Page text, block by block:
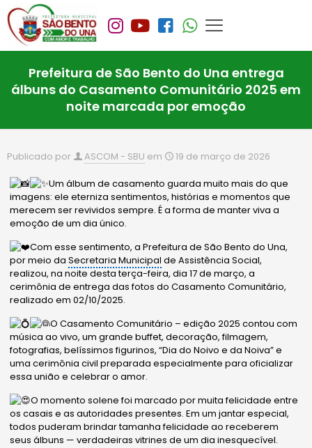
Prefeitura de São Bento do Una entrega
álbuns do Casamento Comunitário 2025 em
noite marcada por emoção
Publicado por ASCOM - SBU em 19 de março de 2026
Um álbum de casamento guarda muito mais do que
imagens: ele eterniza sentimentos, histórias e momentos que
merecem ser revividos sempre. É a forma de manter viva a
emoção de um dia único.
Com esse sentimento, a Prefeitura de São Bento do Una,
por meio daSecretaria Municipal de Assistência Social,
realizou, na noite desta terça-feira, dia 17 de março, a
cerimônia de entrega das fotos do Casamento Comunitário,
realizado em 02/10/2025.
O Casamento Comunitário – edição 2025 contou com
música ao vivo, um grande buffet, decoração, filmagem,
fotografias, belíssimos figurinos, “Dia do Noivo e da Noiva” e
uma cerimônia civil preparada especialmente para oficializar
essa união e celebrar o amor.
O momento solene foi marcado por muita felicidade entre
os casais e as autoridades presentes. Em um jantar especial,
todos puderam brindar tamanha felicidade ao receberem
seus álbuns — verdadeiras vitrines de um dia inesquecível.